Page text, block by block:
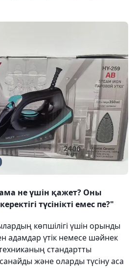
не үшін қажет? Оны
түсінікті емес пе?"
көпшілігі үшін орынды
адамдар үтік немесе шәйнек
стандартты
және оларды түсіну аса